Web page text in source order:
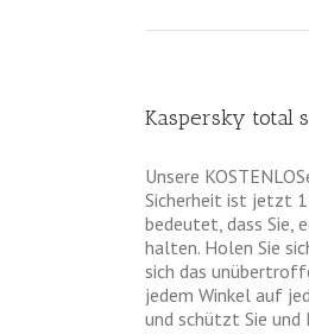
Kaspersky total
Unsere
Sicherheit ist jetzt
bedeutet, dass Sie,
halten. Holen Sie
sich das
jedem Winkel auf
und schützt Sie und